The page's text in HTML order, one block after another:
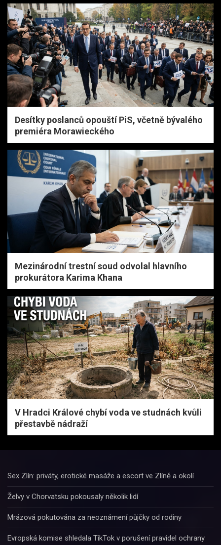
Desítky poslanců opouští PiS, včetně bývalého
premiéra Morawieckého
Mezinárodní trestní soud odvolal hlavního
prokurátora Karima Khana
V Hradci Králové chybí voda ve studnách kvůli
přestavbě nádraží
Sex Zlín: priváty, erotické masáže a escort ve Zlíně a okolí
Želvy v Chorvatsku pokousaly několik lidí
Mrázová pokutována za neoznámení půjčky od rodiny
Evropská komise shledala TikTok v porušení pravidel ochrany